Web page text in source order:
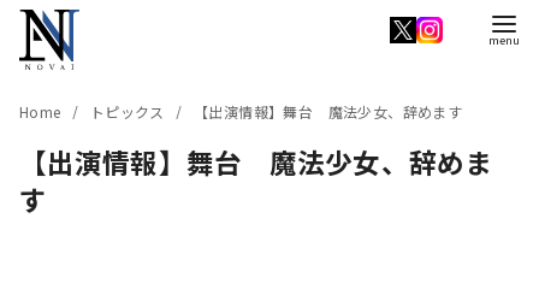
Home トピックス 【出演情報】舞台 魔法少女、辞めます
【出演情報】舞台 魔法少女、辞めま
す